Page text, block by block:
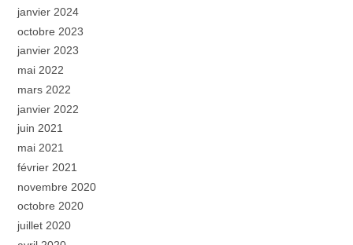
janvier 2024
octobre 2023
janvier 2023
mai 2022
mars 2022
janvier 2022
juin 2021
mai 2021
février 2021
novembre 2020
octobre 2020
juillet 2020